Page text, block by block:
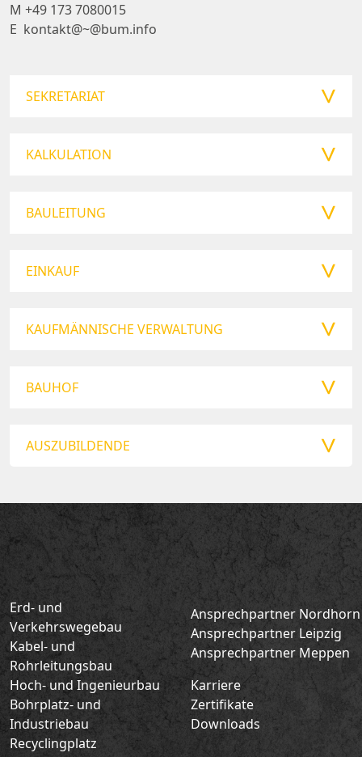
M +49 173 7080015
E kontakt@~@bum.info
SEKRETARIAT
KALKULATION
BAULEITUNG
EINKAUF
KAUFMÄNNISCHE VERWALTUNG
BAUHOF
AUSZUBILDENDE
Erd- und
Verkehrswegebau
Kabel- und
Rohrleitungsbau
Hoch- und Ingenieurbau
Bohrplatz- und
Industriebau
Ansprechpartner Nordhorn
Ansprechpartner Leipzig
Ansprechpartner Meppen
Karriere
Zertifikate
Downloads
Recyclingplatz